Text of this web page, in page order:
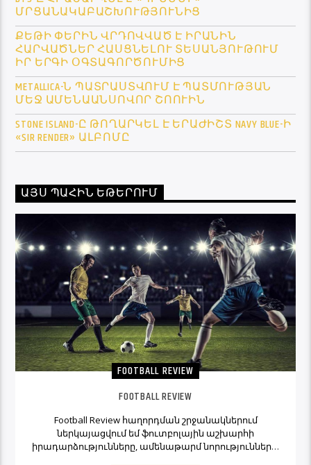
ՄՐՑԱՆԱԿԱԲԱՇԽՈՒԹՅՈՒՆԻՑ
ՔԵԹԻ ՓԵՐԻՆ ՎՐԴՈՎՎԱԾ Է ԻՐԱՆԻՆ
ՀԱՐՎԱԾՆԵՐ ՀԱՍՑՆԵԼՈՒ ՏԵՍԱՆՅՈՒԹՈՒՄ
ԻՐ ԵՐԳԻ ՕԳՏԱԳՈՐԾՈՒՄԻՑ
METALLICA-Ն ՊԱՏՐԱՍՏՎՈՒՄ Է ՊԱՏՄՈՒԹՅԱՆ
ՄԵՋ ԱՄԵՆԱԱՆՍՈՎՈՐ ՇՈՈՒԻՆ
STONE ISLAND-Ը ԹՈՂԱՐԿԵԼ Է ԵՐԱԺԻՇՏ NAVY BLUE-Ի
«SIR RENDER» ԱԼԲՈՄԸ
ԱՅՍ ՊԱՀԻՆ ԵԹԵՐՈՒՄ
FOOTBALL REVIEW
FOOTBALL REVIEW
Football Review հաղորդման շրջանակներում
ներկայացվում եմ ֆուտբոլային աշխարհի
իրադարձությունները, ամենաթարմ նորությունները,